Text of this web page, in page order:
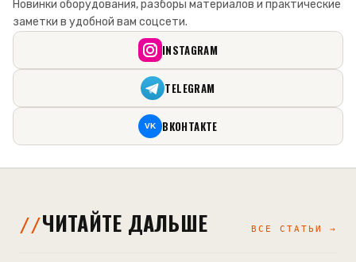
Новинки оборудования, разборы материалов и практические
заметки в удобной вам соцсети.
INSTAGRAM
TELEGRAM
VK ВКОНТАКТЕ
ЧИТАЙТЕ ДАЛЬШЕ ВСЕ СТАТЬИ →